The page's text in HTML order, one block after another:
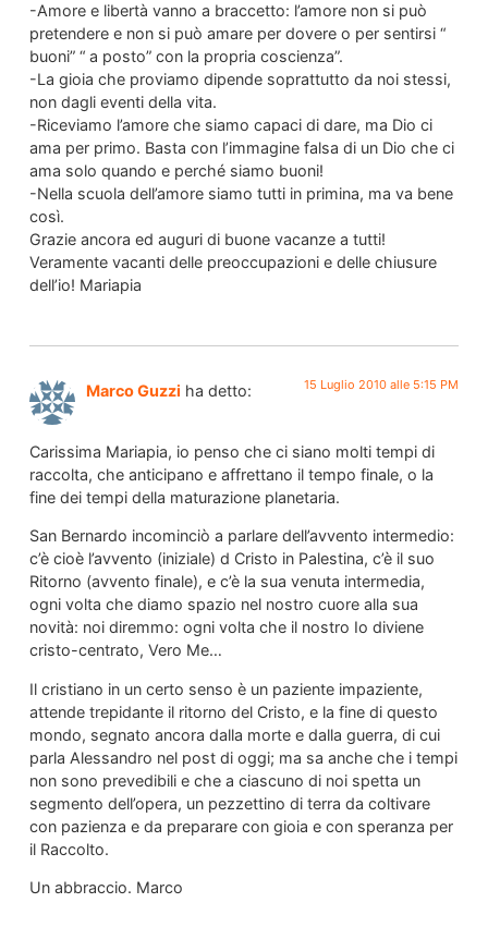
-Amore e libertà vanno a braccetto: l’amore non si può
pretendere e non si può amare per dovere o per sentirsi “
buoni” “ a posto” con la propria coscienza”.
-La gioia che proviamo dipende soprattutto da noi stessi,
non dagli eventi della vita.
-Riceviamo l’amore che siamo capaci di dare, ma Dio ci
ama per primo. Basta con l’immagine falsa di un Dio che ci
ama solo quando e perché siamo buoni!
-Nella scuola dell’amore siamo tutti in primina, ma va bene
così.
Grazie ancora ed auguri di buone vacanze a tutti!
Veramente vacanti delle preoccupazioni e delle chiusure
dell’io! Mariapia
Marco Guzzi ha detto: 15 Luglio 2010 alle 5:15 PM
Carissima Mariapia, io penso che ci siano molti tempi di
raccolta, che anticipano e affrettano il tempo finale, o la
fine dei tempi della maturazione planetaria.
San Bernardo incominciò a parlare dell’avvento intermedio:
c’è cioè l’avvento (iniziale) d Cristo in Palestina, c’è il suo
Ritorno (avvento finale), e c’è la sua venuta intermedia,
ogni volta che diamo spazio nel nostro cuore alla sua
novità: noi diremmo: ogni volta che il nostro Io diviene
cristo-centrato, Vero Me…
Il cristiano in un certo senso è un paziente impaziente,
attende trepidante il ritorno del Cristo, e la fine di questo
mondo, segnato ancora dalla morte e dalla guerra, di cui
parla Alessandro nel post di oggi; ma sa anche che i tempi
non sono prevedibili e che a ciascuno di noi spetta un
segmento dell’opera, un pezzettino di terra da coltivare
con pazienza e da preparare con gioia e con speranza per
il Raccolto.
Un abbraccio. Marco